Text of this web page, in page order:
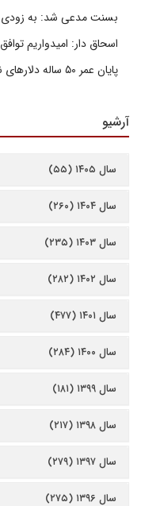
بسنت مدعی شد: به زودی
اسحاق دار: امیدواریم
پایان عمر ۵۰ ساله دلارهای نفتی به دست ایران
آرشیو
سال ۱۴۰۵ (۵۵)
سال ۱۴۰۴ (۲۶۰)
سال ۱۴۰۳ (۲۳۵)
سال ۱۴۰۲ (۲۸۲)
سال ۱۴۰۱ (۴۷۷)
سال ۱۴۰۰ (۲۸۴)
سال ۱۳۹۹ (۱۸۱)
سال ۱۳۹۸ (۲۱۷)
سال ۱۳۹۷ (۲۷۹)
سال ۱۳۹۶ (۲۷۵)